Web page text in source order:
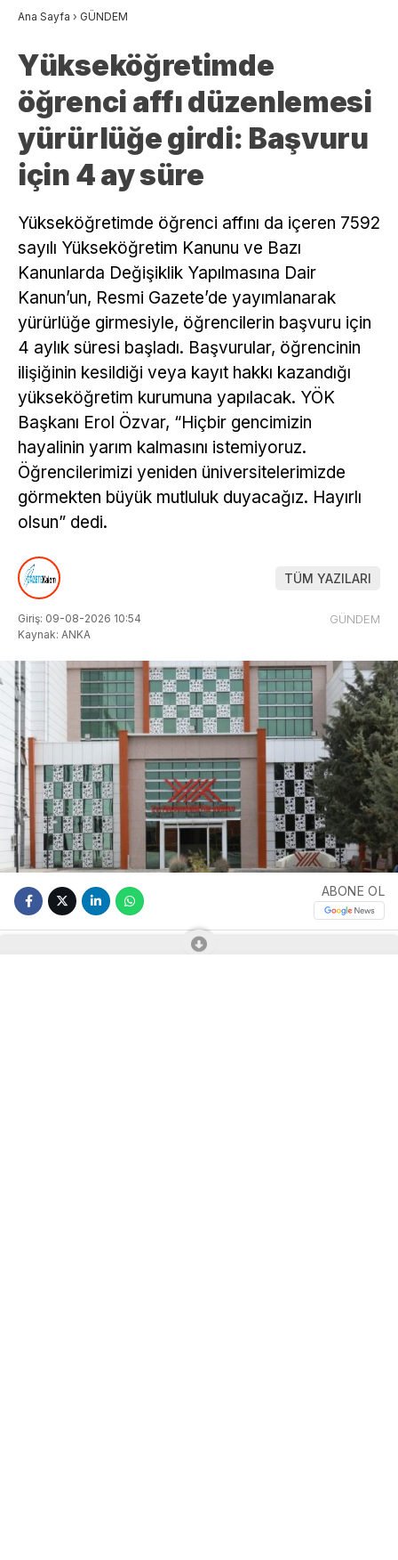
Ana Sayfa › GÜNDEM
Yükseköğretimde
öğrenci affı düzenlemesi
yürürlüğe girdi: Başvuru
için 4 ay süre
Yükseköğretimde öğrenci affını da içeren 7592
sayılı Yükseköğretim Kanunu ve Bazı
Kanunlarda Değişiklik Yapılmasına Dair
Kanun’un, Resmi Gazete’de yayımlanarak
yürürlüğe girmesiyle, öğrencilerin başvuru için
4 aylık süresi başladı. Başvurular, öğrencinin
ilişiğinin kesildiği veya kayıt hakkı kazandığı
yükseköğretim kurumuna yapılacak. YÖK
Başkanı Erol Özvar, “Hiçbir gencimizin
hayalinin yarım kalmasını istemiyoruz.
Öğrencilerimizi yeniden üniversitelerimizde
görmekten büyük mutluluk duyacağız. Hayırlı
olsun” dedi.
TÜM YAZILARI
Giriş: 09-08-2026 10:54
Kaynak: ANKA
GÜNDEM
ABONE OL